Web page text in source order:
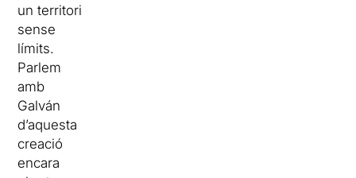
un territori
sense
límits.
Parlem
amb
Galván
d’aquesta
creació
encara